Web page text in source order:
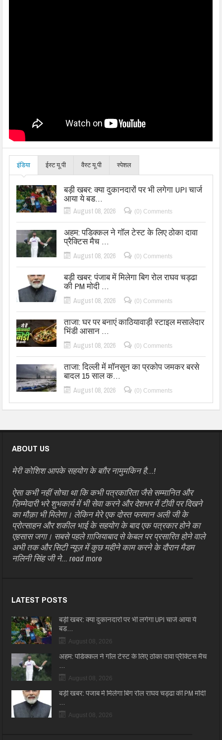
इंडिया ईस्ट यू.पी वैस्ट यू.पी स्पेशल
बड़ी खबर: क्या दुकानदारों पर भी लगेगा UPI चार्ज
आया ये बड…
August 08, 2026 (0) Comments
अहम: पडिक्कल ने गॉल टेस्ट के लिए ठोका दावा
प्रैक्टिस मैच …
August 08, 2026 (0) Comments
बड़ी खबर: पंजाब में मिलेगा बिग रोल राघव चड्ढा
की PM मोदी …
August 08, 2026 (0) Comments
ताजा: घर पर बनाएं काठियावाड़ी स्टाइल मसालेदार
भिंडी आसान …
August 08, 2026 (0) Comments
ताजा: दिल्ली में मॉनसून का प्रकोप जमकर बरसे
बादल 15 साल क…
August 08, 2026 (0) Comments
ABOUT US
मेरी कोशिश आपके सहयोग के बग़ैर नामुमकिन है…!
ऐसा कभी नहीं सोचा था कि कभी पत्रकारिता जैसे सम्मानित और
ज़िम्मेदारी भरे शुभकार्य में भी सेवा करने और देशभर में टीवी पर दिखने
का मौक़ा भी मिलेगा। लेकिन मेरे एक दोस्त फरमान अली जी के
प्रोत्साहन और शकील भाई के सहयोग के बाद एक पत्रकार होने का
एहसास जगा। सबसे पहले ग़ाजियाबाद से केबल पर प्रसारित होने वाले
अभी तक और सिटी न्यूज़ में कुछ महीने काम करने के दौरान मैडम
नलिनी सिंह जी ने...read more
LATEST POSTS
बड़ी खबर: क्या दुकानदारों पर भी लगेगा UPI चार्ज आया ये
बड…
August 08, 2026
अहम: पडिक्कल ने गॉल टेस्ट के लिए ठोका दावा प्रैक्टिस मैच
…
August 08, 2026
बड़ी खबर: पंजाब में मिलेगा बिग रोल राघव चड्ढा की PM मोदी
…
August 08, 2026